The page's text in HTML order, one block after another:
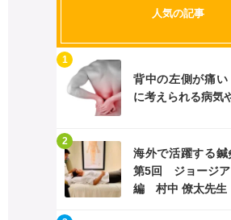
人気の記事
背中の左側が痛い
に考えられる病気
1
海外で活躍する鍼
第5回 ジョージア
編 村中 僚太先生
2